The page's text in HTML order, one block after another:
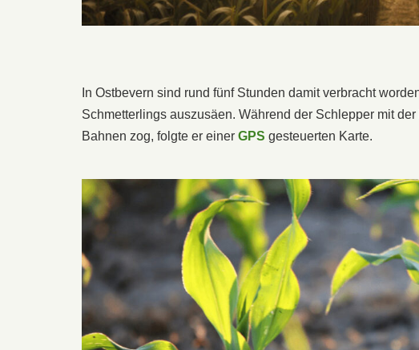
In Ostbevern sind rund fünf Stunden damit verbracht
Schmetterlings auszusäen. Während der Schlepper mit der
Bahnen zog, folgte er einer GPS gesteuerten Karte.